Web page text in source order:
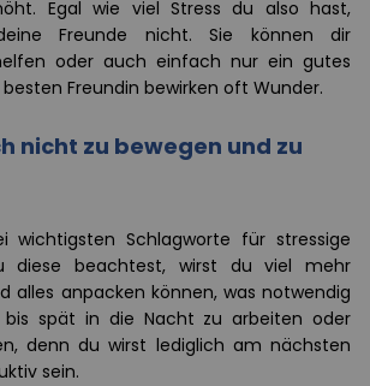
Egal wie viel Stress du also hast,
Freunde nicht. Sie können dir
oder auch einfach nur ein gutes
Freundin bewirken oft Wunder.
nicht zu bewegen und zu
wichtigsten Schlagworte für stressige
diese beachtest, wirst du viel mehr
alles anpacken können, was notwendig
bis spät in die Nacht zu arbeiten oder
denn du wirst lediglich am nächsten
sein.